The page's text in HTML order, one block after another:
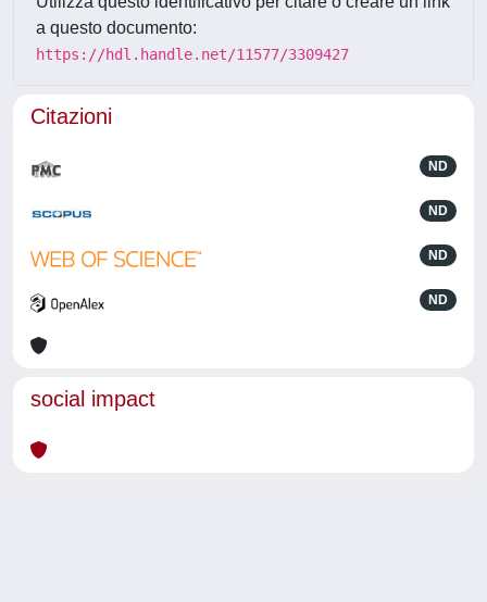
a questo documento:
https://hdl.handle.net/11577/3309427
Citazioni
ND
ND
ND
ND
social impact